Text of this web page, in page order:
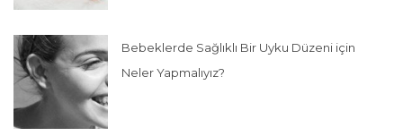
Bebeklerde Sağlıklı Bir Uyku Düzeni için
Neler Yapmalıyız?